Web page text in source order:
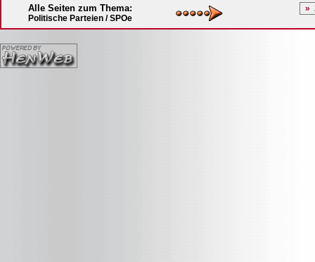
Alle Seiten zum Thema:
Politische Parteien / SPOe